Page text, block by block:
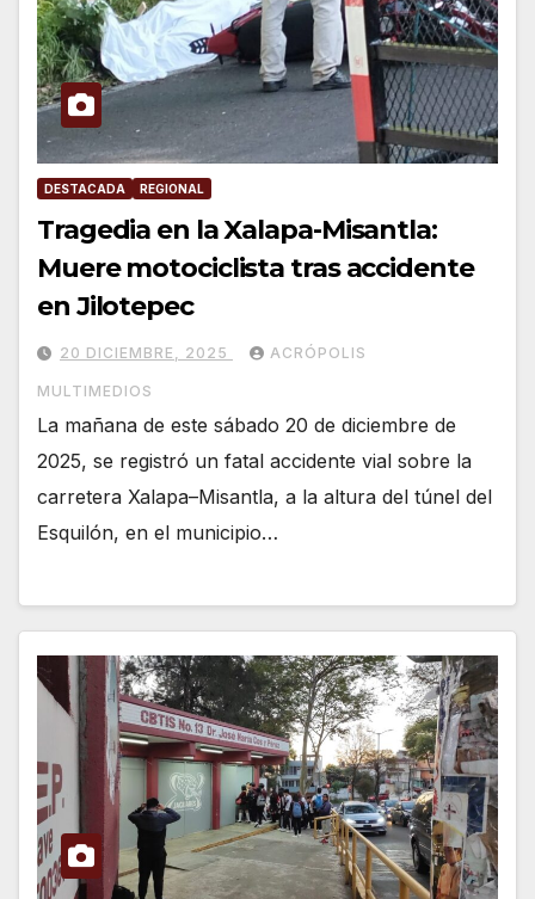
DESTACADA REGIONAL
Tragedia en la Xalapa-Misantla:
Muere motociclista tras accidente
en Jilotepec
20 DICIEMBRE, 2025 ACRÓPOLIS
MULTIMEDIOS
La mañana de este sábado 20 de diciembre de
2025, se registró un fatal accidente vial sobre la
carretera Xalapa–Misantla, a la altura del túnel del
Esquilón, en el municipio…